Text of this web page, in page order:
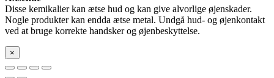
Disse kemikalier kan ætse hud og kan give alvorlige øjenskader.
Nogle produkter kan endda ætse metal. Undgå hud- og øjenkontakt
ved at bruge korrekte handsker og øjenbeskyttelse.
×